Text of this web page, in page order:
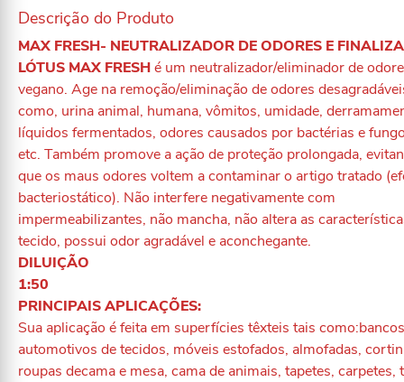
Descrição do Produto
MAX FRESH- NEUTRALIZADOR DE ODORES E
LÓTUS MAX FRESHé um neutralizador/eliminador de
vegano. Age na remoção/eliminação de odores
como, urina animal, humana, vômitos, umidade,
líquidos fermentados, odores causados por bactérias e
etc. Também promove a ação de proteção prolongada,
que os maus odores voltem a contaminar o artigo tratado
bacteriostático). Não interfere negativamente com
impermeabilizantes, não mancha, não altera as
tecido, possui odor agradável e aconchegante.
DILUIÇÃO
1:50
PRINCIPAIS APLICAÇÕES:
Sua aplicação é feita em superfícies têxteis tais como:bancos
automotivos de tecidos, móveis estofados, almofadas,
roupas decama e mesa, cama de animais, tapetes, carpetes,